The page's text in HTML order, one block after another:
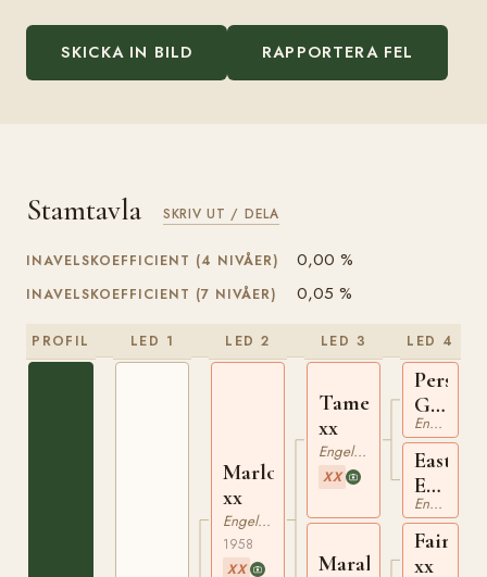
SKICKA IN BILD RAPPORTERA FEL
Stamtavla SKRIV UT / DELA
INAVELSKOEFFICIENT (4 NIVÅER) 0,00 %
INAVELSKOEFFICIENT (7 NIVÅER) 0,05 %
PROFIL LED 1 LED 2
Marlon
xx
Engelskt Fullblod
1958
XX
LED 3
Tamerlane
xx
Engelskt Fullblod
XX
Maralinni
LED 4
Persian
Gulf
xxEngelskt Fullblod
Eastern
xxEngelskt Fullblod
xx